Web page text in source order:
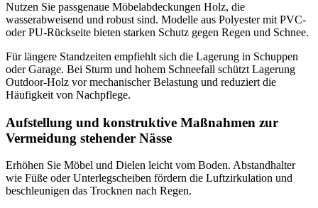
Nutzen Sie passgenaue Möbelabdeckungen Holz, die
wasserabweisend und robust sind. Modelle aus Polyester mit PVC-
oder PU-Rückseite bieten starken Schutz gegen Regen und Schnee.
Für längere Standzeiten empfiehlt sich die Lagerung in Schuppen
oder Garage. Bei Sturm und hohem Schneefall schützt Lagerung
Outdoor-Holz vor mechanischer Belastung und reduziert die
Häufigkeit von Nachpflege.
Aufstellung und konstruktive Maßnahmen zur
Vermeidung stehender Nässe
Erhöhen Sie Möbel und Dielen leicht vom Boden. Abstandhalter
wie Füße oder Unterlegscheiben fördern die Luftzirkulation und
beschleunigen das Trocknen nach Regen.